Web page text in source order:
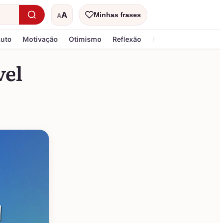
AA
Tamanho do textoMinhas frases
Motivação Otimismo Reflexão Religiosa